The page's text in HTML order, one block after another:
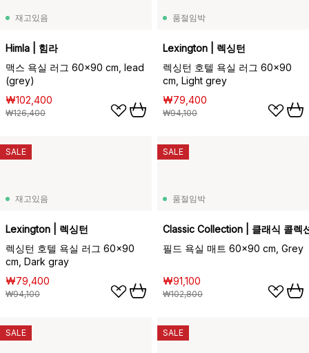
재고있음
Himla | 힘라
맥스 욕실 러그 60x90 cm, lead
(grey)
₩102,400
₩126,400
품절임박
Lexington | 렉싱턴
렉싱턴 호텔 욕실 러그 60x90
cm, Light grey
₩79,400
₩94,100
재고있음
Lexington | 렉싱턴
렉싱턴 호텔 욕실 러그 60x90
cm, Dark gray
₩79,400
₩94,100
SALE
품절임박
Classic Collection | 클래식 콜렉
필드 욕실 매트 60x90 cm, Grey
₩91,100
₩102,800
SALE
SALE SALE